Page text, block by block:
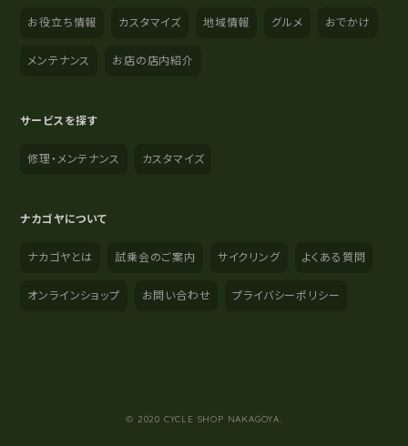
お役立ち情報 カスタマイズ 地域情報 グルメ おでかけ
メンテナンス お店の店内紹介
サービスを探す
修理・メンテナンス カスタマイズ
ナカゴヤについて
ナカゴヤとは 試乗会のご案内 サイクリング よくある質問
オンラインショップ お問い合わせ プライバシーポリシー
© 2020 CYCLE SHOP NAKAGOYA.